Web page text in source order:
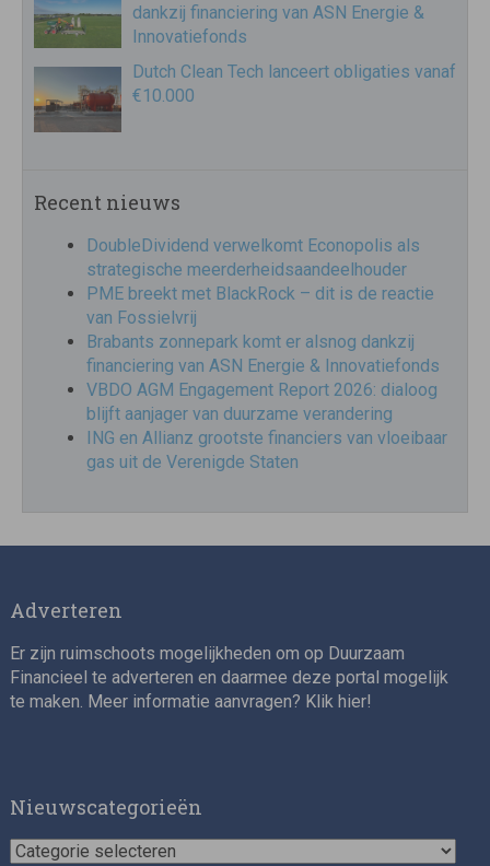
dankzij financiering van ASN Energie &
Innovatiefonds
Dutch Clean Tech lanceert obligaties vanaf
€10.000
Recent nieuws
DoubleDividend verwelkomt Econopolis als
strategische meerderheidsaandeelhouder
PME breekt met BlackRock – dit is de reactie
van Fossielvrij
Brabants zonnepark komt er alsnog dankzij
financiering van ASN Energie & Innovatiefonds
VBDO AGM Engagement Report 2026: dialoog
blijft aanjager van duurzame verandering
ING en Allianz grootste financiers van vloeibaar
gas uit de Verenigde Staten
Adverteren
Er zijn ruimschoots mogelijkheden om op Duurzaam
Financieel te adverteren en daarmee deze portal mogelijk
te maken. Meer informatie aanvragen? Klik hier!
Nieuwscategorieën
Nieuwscategorieën